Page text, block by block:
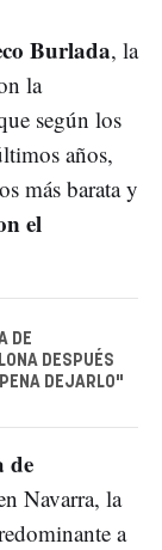
Burlada, la
la
según los
años,
más barata y
el
DE
DESPUÉS
DEJARLO"
de
Navarra, la
a